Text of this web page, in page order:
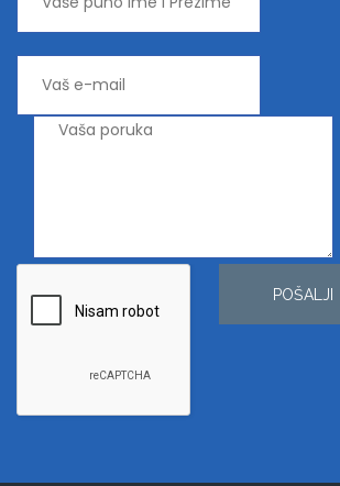
POŠALJI